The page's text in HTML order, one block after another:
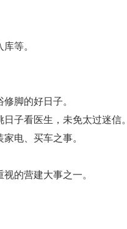
等。
脚的好日子。
子看医生，未免太过迷信。
电、买车之事。
的营建大事之一。